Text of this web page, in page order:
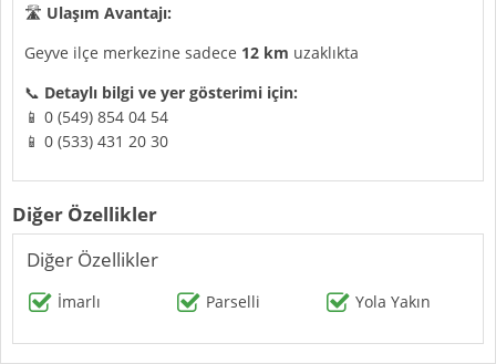
🛣️ Ulaşım Avantajı:
Geyve ilçe merkezine sadece 12 km uzaklıkta
📞 Detaylı bilgi ve yer gösterimi için:
📱 0 (549) 854 04 54
📱 0 (533) 431 20 30
Diğer Özellikler
Diğer Özellikler
İmarlı Parselli Yola Yakın